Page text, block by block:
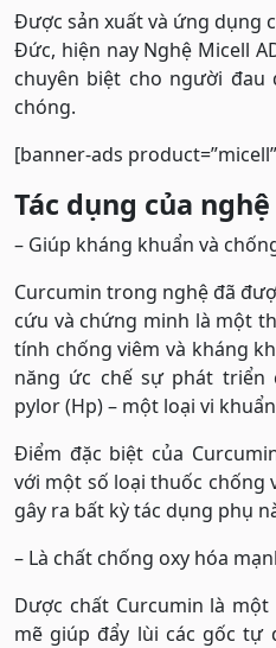
Được sản xuất và ứng dụng
Đức, hiện nay Nghệ Micell
chuyên biệt cho người đau
chóng.
[banner-ads
Tác dụng của
– Giúp kháng khuẩn và
Curcumin trong nghệ đã
cứu và chứng minh là một
tính chống viêm và kháng
năng ức chế sự phát triển
pylor (Hp) – một loại vi
Điểm đặc biệt của
với một số loại thuốc chống
gây ra bất kỳ tác dụng phụ
– Là chất chống oxy hóa
Dược chất Curcumin là
mẽ giúp đẩy lùi các gốc tự